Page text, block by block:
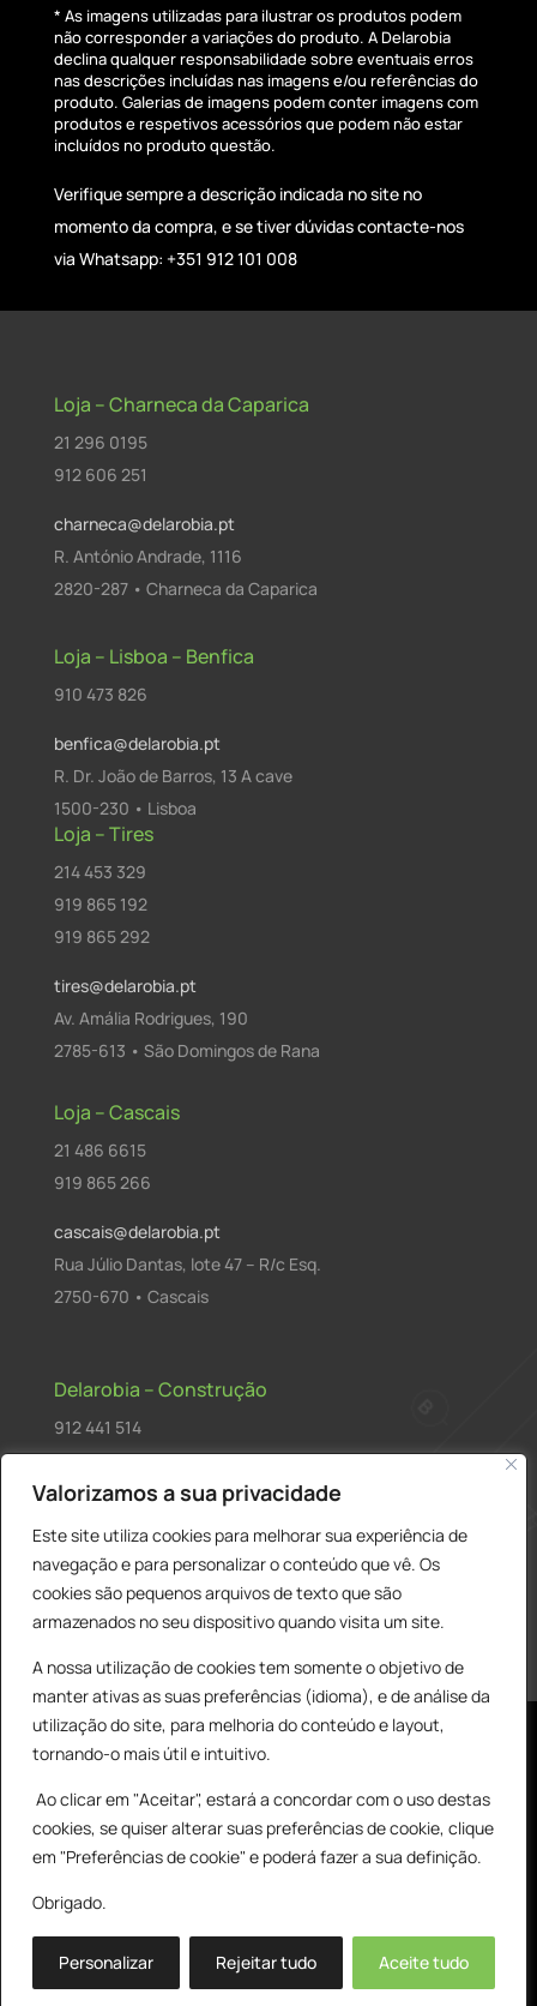
Valorizamos a sua privacidade
Este site utiliza cookies para melhorar sua experiência de
navegação e para personalizar o conteúdo que vê. Os
cookies são pequenos arquivos de texto que são
armazenados no seu dispositivo quando visita um site.
A nossa utilização de cookies tem somente o objetivo de
manter ativas as suas preferências (idioma), e de análise da
utilização do site, para melhoria do conteúdo e layout,
tornando-o mais útil e intuitivo.
Ao clicar em "Aceitar", estará a concordar com o uso destas
cookies, se quiser alterar suas preferências de cookie, clique
em "Preferências de cookie" e poderá fazer a sua definição.
Obrigado.
Personalizar Rejeitar tudo Aceite tudo
* As imagens utilizadas para ilustrar os produtos podem
não corresponder a variações do produto. A Delarobia
declina qualquer responsabilidade sobre eventuais erros
nas descrições incluídas nas imagens e/ou referências do
produto. Galerias de imagens podem conter imagens com
produtos e respetivos acessórios que podem não estar
incluídos no produto questão.
Verifique sempre a descrição indicada no site no
momento da compra, e se tiver dúvidas contacte-nos
via Whatsapp: +351 912 101 008
Loja – Charneca da Caparica
21 296 0195
912 606 251
charneca@delarobia.pt
R. António Andrade, 1116
2820-287 • Charneca da Caparica
Loja – Lisboa – Benfica
910 473 826
benfica@delarobia.pt
R. Dr. João de Barros, 13 A cave
1500-230 • Lisboa
Loja – Tires
214 453 329
919 865 192
919 865 292
tires@delarobia.pt
Av. Amália Rodrigues, 190
2785-613 • São Domingos de Rana
Loja – Cascais
21 486 6615
919 865 266
cascais@delarobia.pt
Rua Júlio Dantas, lote 47 – R/c Esq.
2750-670 • Cascais
Delarobia – Construção
912 441 514
R. António Andrade, 1171
2820-287 • Charneca de Caparica
Products
search PESQUISAR
© All Copyright 2025 by Delarobia.pt 0